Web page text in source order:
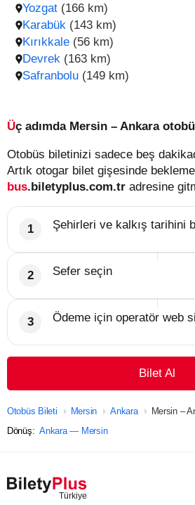
Yozgat (166 km)
Karabük (143 km)
Kırıkkale (56 km)
Devrek (163 km)
Safranbolu (149 km)
Üç adımda Mersin – Ankara
Otobüs biletinizi sadece beş
Artık otogar bilet gişesinde
bus.biletyplus.com.tr adresine
Şehirleri ve kalkış tarihini
Sefer seçin
Ödeme için operatör web
Bilet Al
Otobüs Bileti Mersin Ankara
Mersin –
Dönüş: Ankara — Mersin